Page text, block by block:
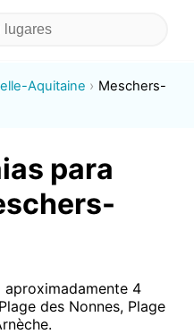
Aquitaine
Meschers-
para
aproximadamente 4
des Nonnes, Plage